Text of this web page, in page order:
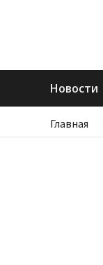
Новости
Главная